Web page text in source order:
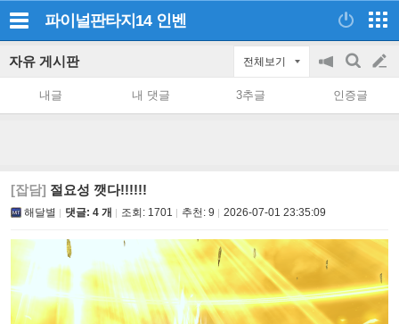
파이널판타지14 인벤
자유 게시판 전체보기
공
on/off
검
색
글
쓰
내글 내 댓글 3추글 인증글
[잡담] 절요성 깻다!!!!!!
해달별 댓글: 4 개 조회: 1701 추천: 9 2026-07-01 23:35:09